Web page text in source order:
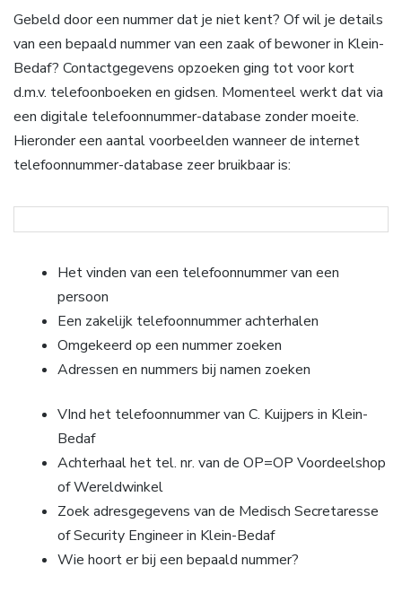
Gebeld door een nummer dat je niet kent? Of wil je details
van een bepaald nummer van een zaak of bewoner in Klein-
Bedaf? Contactgegevens opzoeken ging tot voor kort
d.m.v. telefoonboeken en gidsen. Momenteel werkt dat via
een digitale telefoonnummer-database zonder moeite.
Hieronder een aantal voorbeelden wanneer de internet
telefoonnummer-database zeer bruikbaar is:
Het vinden van een telefoonnummer van een
persoon
Een zakelijk telefoonnummer achterhalen
Omgekeerd op een nummer zoeken
Adressen en nummers bij namen zoeken
VInd het telefoonnummer van C. Kuijpers in Klein-
Bedaf
Achterhaal het tel. nr. van de OP=OP Voordeelshop
of Wereldwinkel
Zoek adresgegevens van de Medisch Secretaresse
of Security Engineer in Klein-Bedaf
Wie hoort er bij een bepaald nummer?